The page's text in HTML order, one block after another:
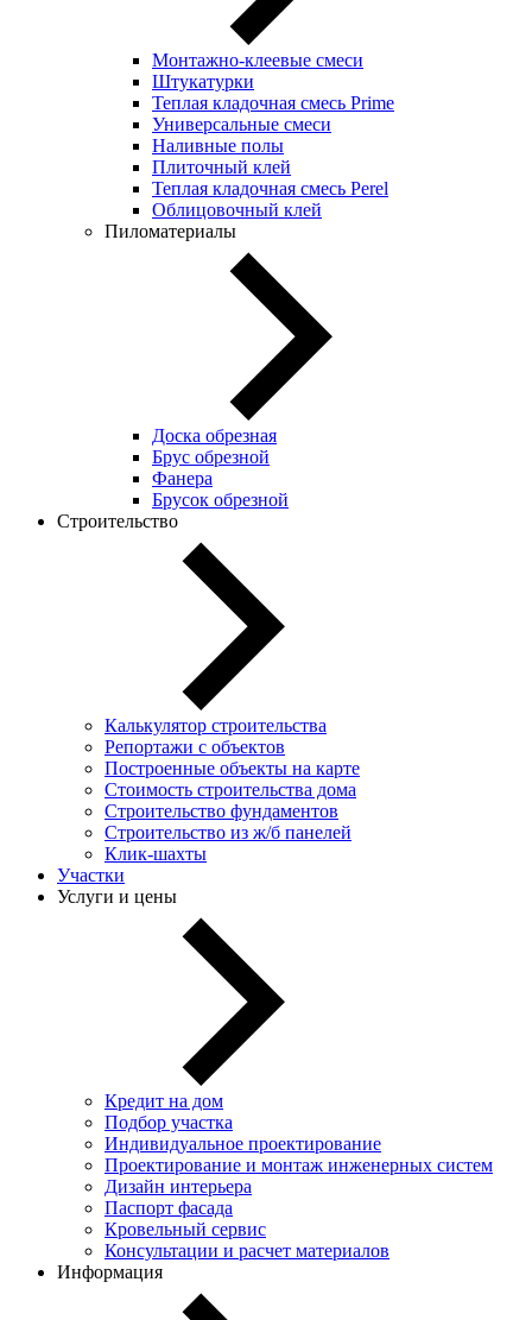
Монтажно-клеевые смеси
Штукатурки
Теплая кладочная смесь Prime
Универсальные смеси
Наливные полы
Плиточный клей
Теплая кладочная смесь Perel
Облицовочный клей
Пиломатериалы
Доска обрезная
Брус обрезной
Фанера
Брусок обрезной
Строительство
Калькулятор строительства
Репортажи с объектов
Построенные объекты на карте
Стоимость строительства дома
Строительство фундаментов
Строительство из ж/б панелей
Клик-шахты
Участки
Услуги и цены
Кредит на дом
Подбор участка
Индивидуальное проектирование
Проектирование и монтаж инженерных систем
Дизайн интерьера
Паспорт фасада
Кровельный сервис
Консультации и расчет материалов
Информация